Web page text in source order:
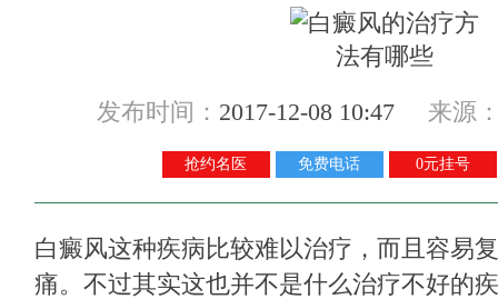
发布时间： 2017-12-08 10:47 来源
抢约名医 免费电话 0元挂号
白癜风这种疾病比较难以治疗，而且容易
痛。不过其实这也并不是什么治疗不好的